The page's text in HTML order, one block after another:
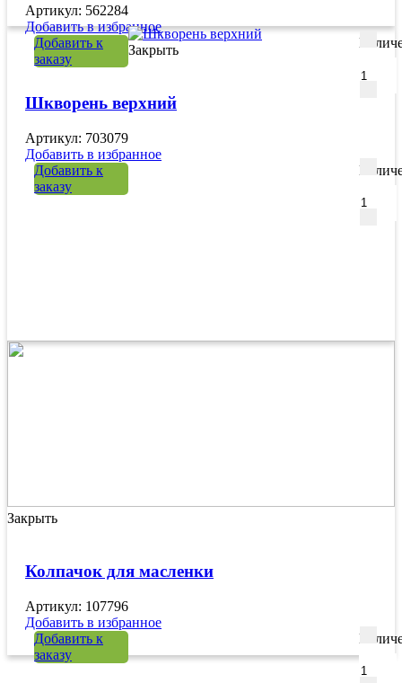
Артикул: 562284
Добавить в избранное
Добавить к
заказу
Закрыть
Шкворень верхний
Артикул: 703079
Добавить в избранное
Добавить к
заказу
Закрыть
Колпачок для масленки
Артикул: 107796
Добавить в избранное
Добавить к
заказу